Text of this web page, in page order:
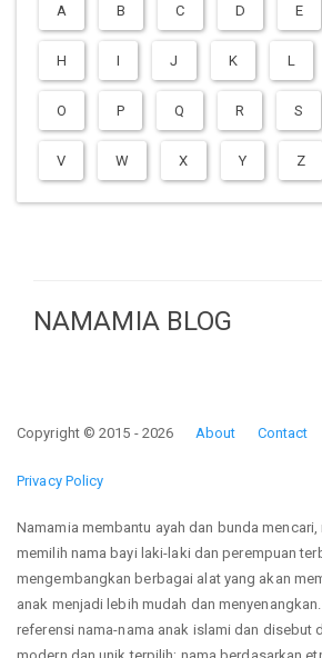
A B C D E
H I J K L
O P Q R S
V W X Y Z
NAMAMIA BLOG
Copyright © 2015 - 2026 About Contact
Privacy Policy
Namamia membantu ayah dan bunda mencari,
memilih nama bayi laki-laki dan perempuan
mengembangkan berbagai alat yang akan
anak menjadi lebih mudah dan
referensi nama-nama anak islami dan disebut